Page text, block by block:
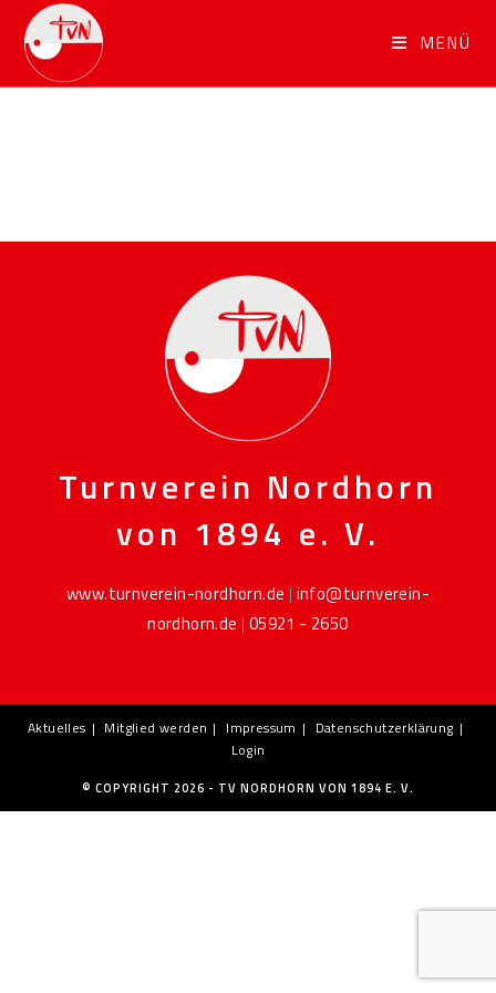
MENÜ
Turnverein Nordhorn
von 1894 e. V.
www.turnverein-nordhorn.de | info@turnverein-
nordhorn.de | 05921 - 2650
Aktuelles Mitglied werden Impressum
Datenschutzerklärung
Login
© COPYRIGHT 2026 - TV NORDHORN VON 1894 E. V.